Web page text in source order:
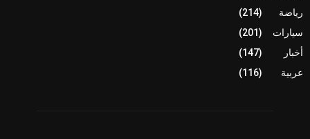
رياضة
(214)
سيارات
(201)
أخبار
(147)
عربية
(116)